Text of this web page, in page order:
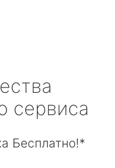
сервиса
Бесплатно!*